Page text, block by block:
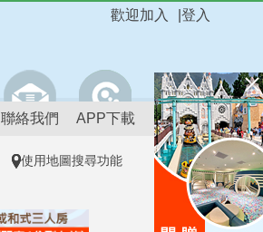
登入
歡迎加入
聯絡我們 APP下載
使用地圖搜尋功能